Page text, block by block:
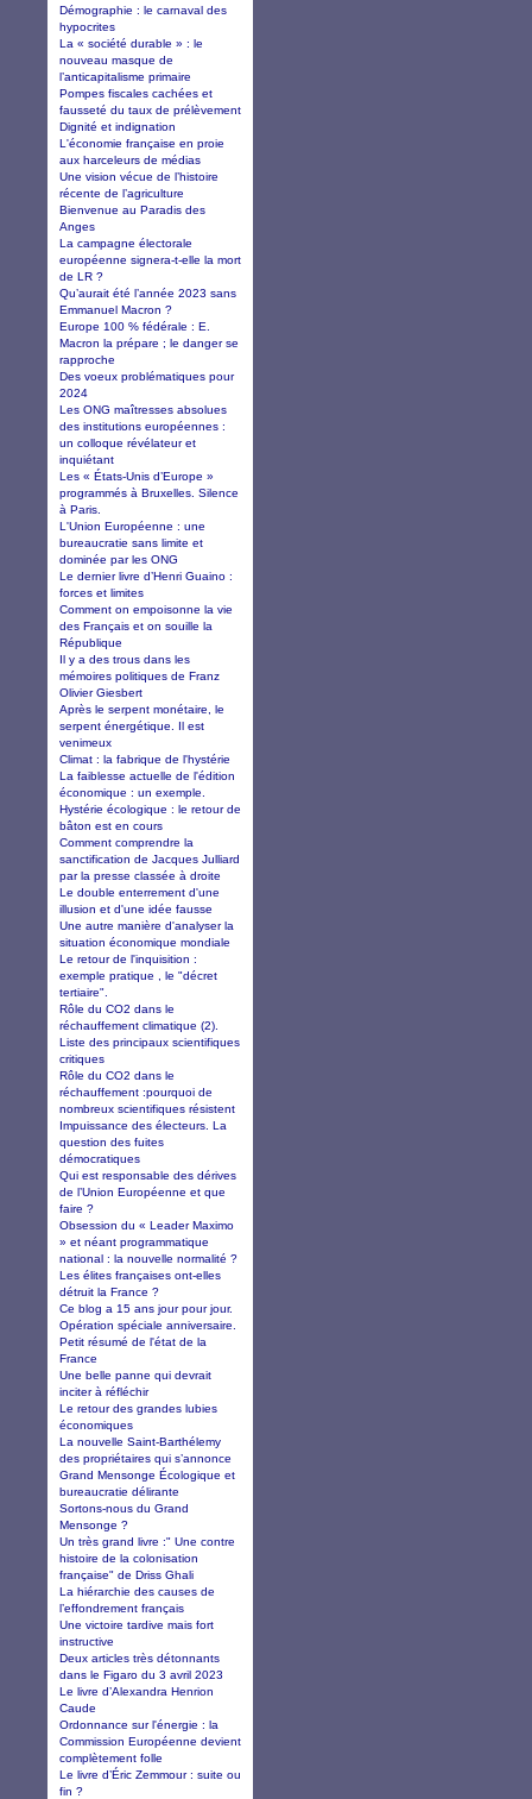
Démographie : le carnaval des
hypocrites
La « société durable » : le
nouveau masque de
l’anticapitalisme primaire
Pompes fiscales cachées et
fausseté du taux de prélèvement
Dignité et indignation
L'économie française en proie
aux harceleurs de médias
Une vision vécue de l’histoire
récente de l’agriculture
Bienvenue au Paradis des
Anges
La campagne électorale
européenne signera-t-elle la mort
de LR ?
Qu’aurait été l’année 2023 sans
Emmanuel Macron ?
Europe 100 % fédérale : E.
Macron la prépare ; le danger se
rapproche
Des voeux problématiques pour
2024
Les ONG maîtresses absolues
des institutions européennes :
un colloque révélateur et
inquiétant
Les « États-Unis d’Europe »
programmés à Bruxelles. Silence
à Paris.
L'Union Européenne : une
bureaucratie sans limite et
dominée par les ONG
Le dernier livre d’Henri Guaino :
forces et limites
Comment on empoisonne la vie
des Français et on souille la
République
Il y a des trous dans les
mémoires politiques de Franz
Olivier Giesbert
Après le serpent monétaire, le
serpent énergétique. Il est
venimeux
Climat : la fabrique de l'hystérie
La faiblesse actuelle de l'édition
économique : un exemple.
Hystérie écologique : le retour de
bâton est en cours
Comment comprendre la
sanctification de Jacques Julliard
par la presse classée à droite
Le double enterrement d'une
illusion et d'une idée fausse
Une autre manière d'analyser la
situation économique mondiale
Le retour de l'inquisition :
exemple pratique , le "décret
tertiaire".
Rôle du CO2 dans le
réchauffement climatique (2).
Liste des principaux scientifiques
critiques
Rôle du CO2 dans le
réchauffement :pourquoi de
nombreux scientifiques résistent
Impuissance des électeurs. La
question des fuites
démocratiques
Qui est responsable des dérives
de l’Union Européenne et que
faire ?
Obsession du « Leader Maximo
» et néant programmatique
national : la nouvelle normalité ?
Les élites françaises ont-elles
détruit la France ?
Ce blog a 15 ans jour pour jour.
Opération spéciale anniversaire.
Petit résumé de l'état de la
France
Une belle panne qui devrait
inciter à réfléchir
Le retour des grandes lubies
économiques
La nouvelle Saint-Barthélemy
des propriétaires qui s’annonce
Grand Mensonge Écologique et
bureaucratie délirante
Sortons-nous du Grand
Mensonge ?
Un très grand livre :" Une contre
histoire de la colonisation
française" de Driss Ghali
La hiérarchie des causes de
l’effondrement français
Une victoire tardive mais fort
instructive
Deux articles très détonnants
dans le Figaro du 3 avril 2023
Le livre d’Alexandra Henrion
Caude
Ordonnance sur l'énergie : la
Commission Européenne devient
complètement folle
Le livre d’Éric Zemmour : suite ou
fin ?